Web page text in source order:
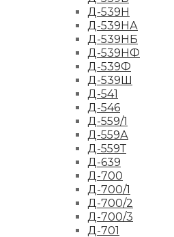
Д-539Н
Д-539НА
Д-539НБ
Д-539НФ
Д-539Ф
Д-539Ш
Д-541
Д-546
Д-559/1
Д-559А
Д-559Т
Д-639
Д-700
Д-700/1
Д-700/2
Д-700/3
Д-701